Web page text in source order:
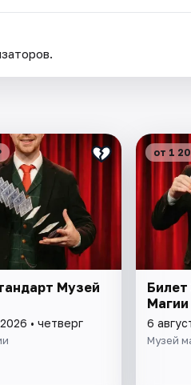
Музей
• четверг
от 1
Магии
6
Музей